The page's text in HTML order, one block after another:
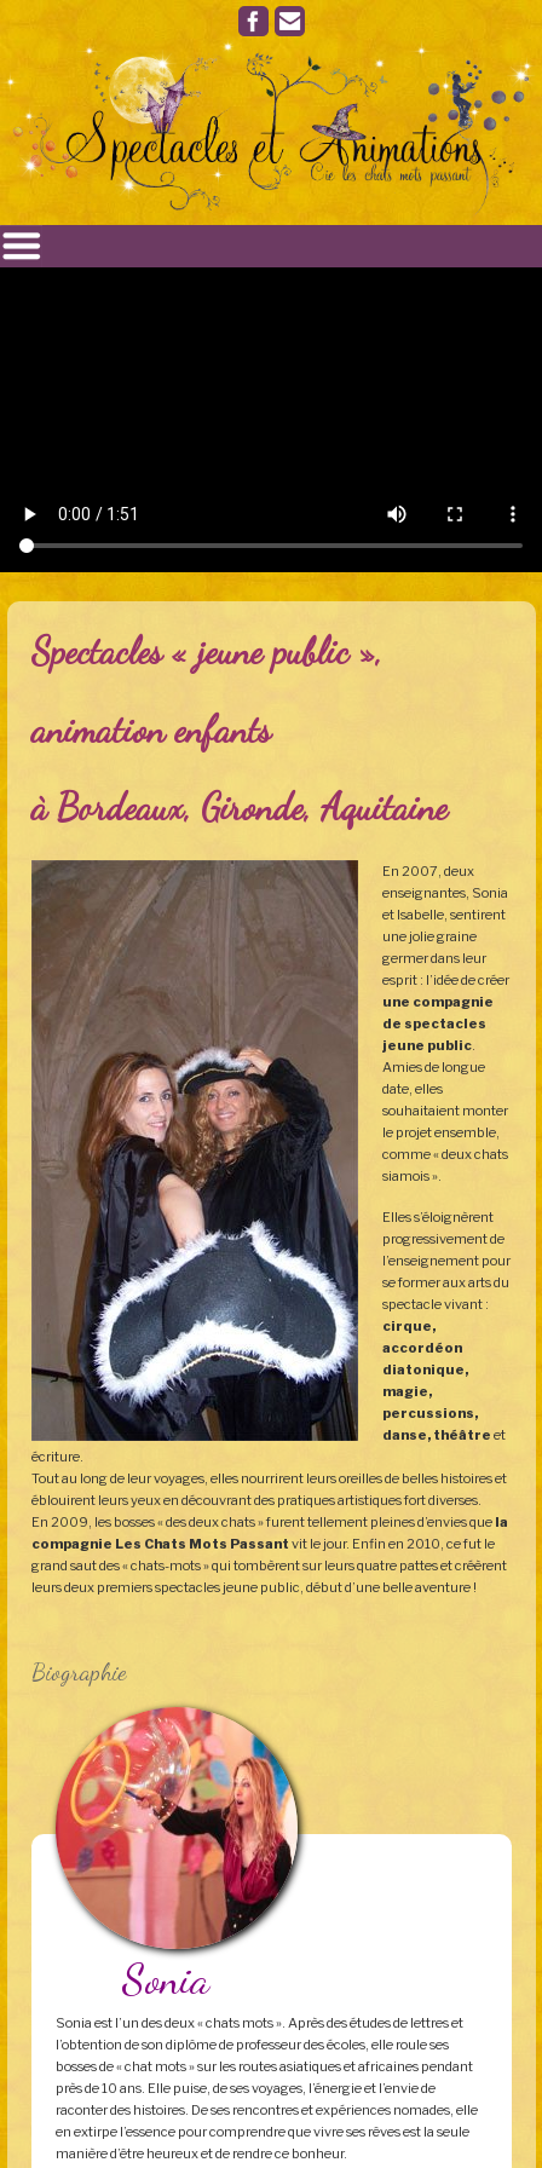
Spectacles « jeune public »,
animation enfants
à Bordeaux, Gironde, Aquitaine
En 2007, deux
enseignantes, Sonia
et Isabelle, sentirent
une jolie graine
germer dans leur
esprit : l’idée de créer
une compagnie
de spectacles
jeune public.
Amies de longue
date, elles
souhaitaient monter
le projet ensemble,
comme « deux chats
siamois ».
Elles s’éloignèrent
progressivement de
l’enseignement pour
se former aux arts du
spectacle vivant :
cirque,
accordéon
diatonique,
magie,
percussions,
danse, théâtre et
écriture.
Tout au long de leur voyages, elles nourrirent leurs oreilles de belles histoires et
éblouirent leurs yeux en découvrant des pratiques artistiques fort diverses.
En 2009, les bosses « des deux chats » furent tellement pleines d’envies que la
compagnie Les Chats Mots Passant vit le jour. Enfin en 2010, ce fut le
grand saut des « chats-mots » qui tombèrent sur leurs quatre pattes et créèrent
leurs deux premiers spectacles jeune public, début d’une belle aventure !
Biographie
Sonia
Sonia est l’un des deux « chats mots ». Après des études de lettres et
l’obtention de son diplôme de professeur des écoles, elle roule ses
bosses de « chat mots » sur les routes asiatiques et africaines pendant
près de 10 ans. Elle puise, de ses voyages, l’énergie et l’envie de
raconter des histoires. De ses rencontres et expériences nomades, elle
en extirpe l’essence pour comprendre que vivre ses rêves est la seule
manière d’être heureux et de rendre ce bonheur.